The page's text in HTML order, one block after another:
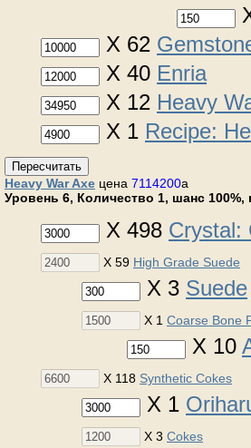
X 62
X 40 Enria
X 12 Heavy
X 1 Recipe:
Пересчитать
Heavy War Axe цена 7114200a
Уровень 6, Количество 1, шанс 100%,
X 498 Crystal:
X 59 High Grade Suede
X 3 Suede
X 1 Coarse Bone
X 10
X 118 Synthetic Cokes
X 1
X 3 Cokes